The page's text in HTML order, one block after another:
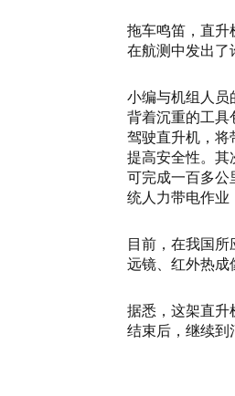
拖车鸣笛，直升
在航测中发出了
小编与机组人员
背着沉重的工具
驾驶直升机，将
提高安全性。其
可完成一百多公
统人力带电作业
目前，在我国
远镜、红外热成
据悉，这架直升
结束后，继续到